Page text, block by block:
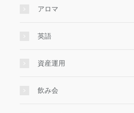
アロマ
英語
資産運用
飲み会